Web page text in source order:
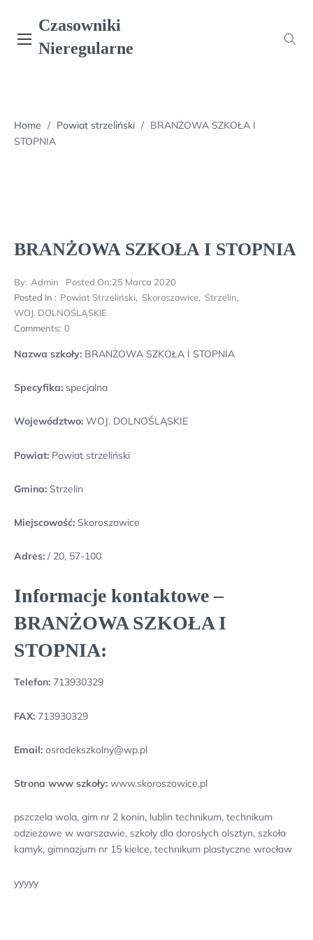
content
Czasowniki
Nieregularne
Home / Powiat strzeliński / BRANŻOWA SZKOŁA I
STOPNIA
BRANŻOWA SZKOŁA I STOPNIA
By: Admin Posted On:25 Marca 2020
Posted In : Powiat Strzeliński, Skoroszowice, Strzelin,
WOJ. DOLNOŚLĄSKIE
Comments: 0
Nazwa szkoły: BRANŻOWA SZKOŁA I STOPNIA
Specyfika: specjalna
Województwo: WOJ. DOLNOŚLĄSKIE
Powiat: Powiat strzeliński
Gmina: Strzelin
Miejscowość: Skoroszowice
Adres: / 20, 57-100
Informacje kontaktowe –
BRANŻOWA SZKOŁA I
STOPNIA:
Telefon: 713930329
FAX: 713930329
Email: osrodekszkolny@wp.pl
Strona www szkoły: www.skoroszowice.pl
pszczela wola, gim nr 2 konin, lublin technikum, technikum
odzieżowe w warszawie, szkoły dla dorosłych olsztyn, szkoła
kamyk, gimnazjum nr 15 kielce, technikum plastyczne wrocław
yyyyy